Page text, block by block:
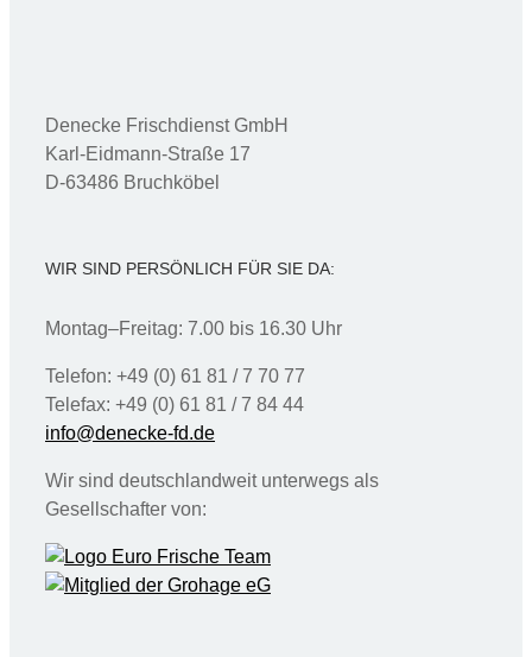
Denecke Frischdienst GmbH
Karl-Eidmann-Straße 17
D-63486 Bruchköbel
WIR SIND PERSÖNLICH FÜR SIE DA:
Montag–Freitag: 7.00 bis 16.30 Uhr
Telefon: +49 (0) 61 81 / 7 70 77
Telefax: +49 (0) 61 81 / 7 84 44
info@denecke-fd.de
Wir sind deutschlandweit unterwegs als
Gesellschafter von: